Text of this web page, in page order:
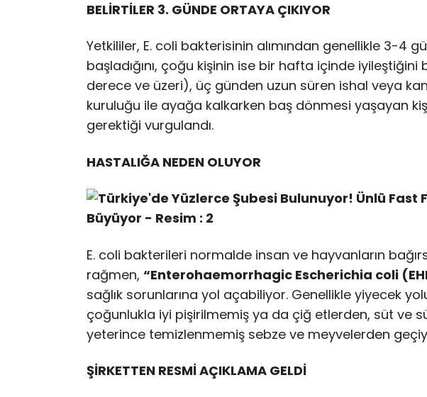
BELİRTİLER 3. GÜNDE ORTAYA ÇIKIYOR
Yetkililer, E. coli bakterisinin alımından genellikle 3-4
başladığını, çoğu kişinin ise bir hafta içinde iyileştiğini
derece ve üzeri), üç günden uzun süren ishal veya
kuruluğu ile ayağa kalkarken baş dönmesi yaşayan
gerektiği vurgulandı.
HASTALIĞA NEDEN OLUYOR
E. coli bakterileri normalde insan ve hayvanların
rağmen, “Enterohaemorrhagic Escherichia coli
sağlık sorunlarına yol açabiliyor. Genellikle yiyecek
çoğunlukla iyi pişirilmemiş ya da çiğ etlerden, süt ve
yeterince temizlenmemiş sebze ve meyvelerden
ŞİRKETTEN RESMİ AÇIKLAMA GELDİ